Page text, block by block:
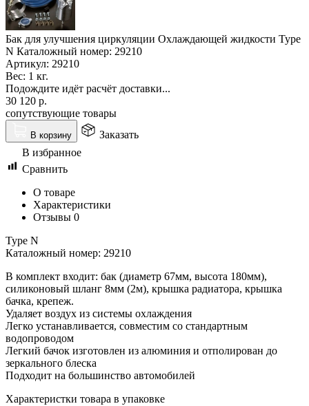
Бак для улучшения циркуляции Охлаждающей жидкости Type
N Каталожный номер: 29210
Артикул: 29210
Вес: 1 кг.
Подождите идёт расчёт доставки...
30 120 р.
сопутствующие товары
В корзину
Заказать
В избранное
Сравнить
О товаре
Характеристики
Отзывы 0
Type N
Каталожный номер: 29210
В комплект входит: бак (диаметр 67мм, высота 180мм),
силиконовый шланг 8мм (2м), крышка радиатора, крышка
бачка, крепеж.
Удаляет воздух из системы охлаждения
Легко устанавливается, совместим со стандартным
водопроводом
Легкий бачок изготовлен из алюминия и отполирован до
зеркального блеска
Подходит на большинство автомобилей
Характеристки товара в упаковке